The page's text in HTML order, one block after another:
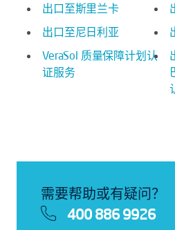
出口至斯里兰卡
出口至尼日利亚
VeraSol 质量保障计划认
证服务
需要帮助或有疑问？
400 886 9926